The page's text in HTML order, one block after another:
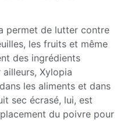
permet de lutter contre
les fruits et même
des ingrédients
Xylopia
les aliments et dans
sec écrasé, lui, est
du poivre pour